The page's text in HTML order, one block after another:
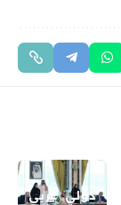
دولي عربي